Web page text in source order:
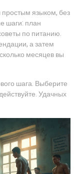
языком, без
шаги: план
по питанию.
а затем
месяцев вы
шага. Выберите
Удачных